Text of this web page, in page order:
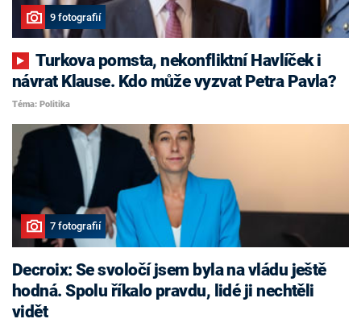
9 fotografií
Turkova pomsta, nekonfliktní Havlíček i
návrat Klause. Kdo může vyzvat Petra Pavla?
Téma: Politika
7 fotografií
Decroix: Se svoločí jsem byla na vládu ještě
hodná. Spolu říkalo pravdu, lidé ji nechtěli
vidět